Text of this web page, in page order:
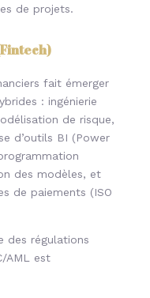
de projets.
fait émerger
: ingénierie
de risque,
d’outils BI (Power
des modèles, et
de paiements (ISO
des régulations
AML est